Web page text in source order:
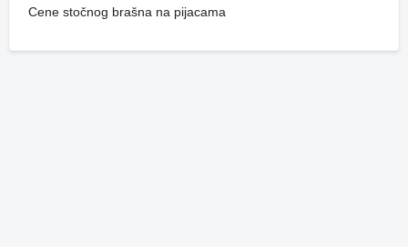
Cene stočnog brašna na pijacama